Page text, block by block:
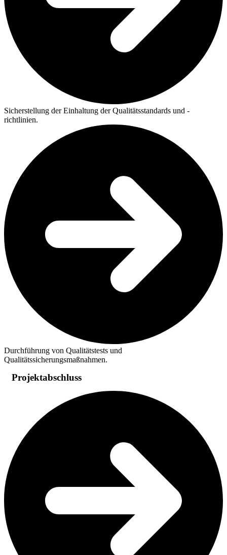
Sicherstellung der Einhaltung der Qualitätsstandards und -
richtlinien.
Durchführung von Qualitätstests und
Qualitätssicherungsmaßnahmen.
Projektabschluss